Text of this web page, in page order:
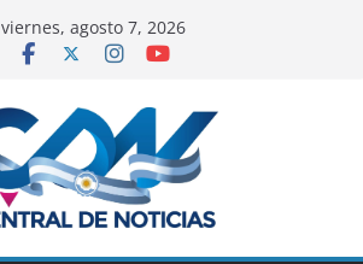
viernes, agosto 7, 2026